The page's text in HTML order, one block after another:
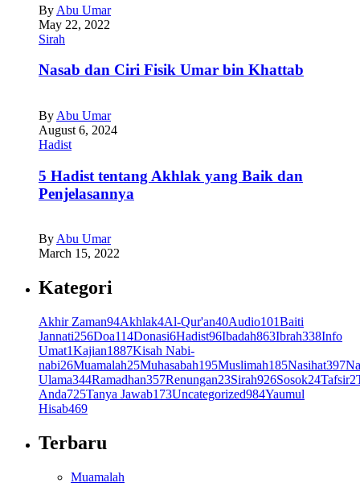
By Abu Umar
May 22, 2022
Sirah
Nasab dan Ciri Fisik Umar bin Khattab
By Abu Umar
August 6, 2024
Hadist
5 Hadist tentang Akhlak yang Baik dan
Penjelasannya
ByAbu Umar
March 15, 2022
Kategori
Akhir Zaman94Akhlak4Al-Qur'an40Audio101Baiti
Jannati256Doa114Donasi6Hadist96Ibadah863Ibrah338Info
Umat1Kajian1887Kisah Nabi-
nabi26Muamalah25Muhasabah195Muslimah185Nasihat397
Ulama344Ramadhan357Renungan23Sirah926Sosok24Tafsir2
Anda725Tanya Jawab173Uncategorized984Yaumul
Hisab469
Terbaru
Muamalah